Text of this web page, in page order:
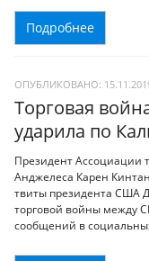
Подробнее
ОПУБЛИКОВАНО:
Торговая
ударила по
Президент Ассоциации
Анджелеса Карен
твиты президента США
торговой войны между
сообщений в